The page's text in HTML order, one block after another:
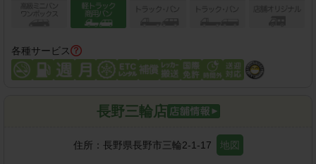
各種サービス
長野三輪店
住所： 長野県長野市三輪2-1-17 地図